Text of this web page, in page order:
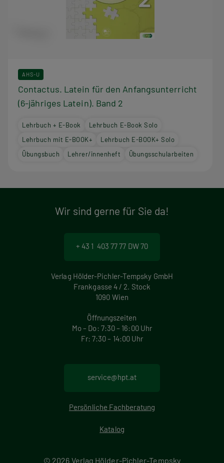
AHS-U
Contactus. Latein für den Anfangsunterricht
(6-jähriges Latein). Band 2
Lehrbuch + E-Book
Lehrbuch E-Book Solo
Lehrbuch mit E-BOOK+
Lehrbuch E-BOOK+ Solo
Übungsbuch
Lehrer/innenheft Übungsschularbeiten
Wir sind gerne für Sie da!
+ 43 1 403 77 77 DW 70
Verlag Hölder-Pichler-Tempsky GmbH
Frankgasse 4 / 2. Stock
1090 Wien
Öffnungszeiten
Mo – Do: 7:30 – 16:00 Uhr
Fr: 7:30 – 14:00 Uhr
service@hpt.at
Persönliche Fachberatung
Katalog
© 2026 Verlag Hölder-Pichler-Tempsky